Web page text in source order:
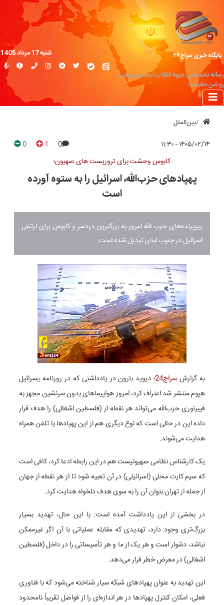
پایگاه خبری سراج۲۴
رسانه تخصصی جبهه انقلاب اسلامی؛ روایت
روشن حقیقت
شنبه 17 مرداد 1405
بین‌الملل
۱۴۰۵/۰۲/۱۴ - ۱۱:۳۰ 0
1
0
کابوس وحشت برای تروریست های صهیون؛
پهپادهای حزب‌الله، اسرائیل را به ستوه آورده
است
ریزپرنده‌های حزب الله امروز به بزرگترین دردسر و کابوس برای ارتش
اسرائیل در جنوب لبنان تبدیل شده است.
به گزارش سراج24
؛ دیوید بارون در یادداشتی که در روزنامه یسرائیل
هیوم منتشر شد اعتراف کرد، امروز هواپیماهای بدون سرنشین مجهز به
فیبرنوری حزب‌الله می‌تواند هر نقطه از (فلسطین اشغالی) را هدف قرار
داده این در حالی است که نوع دیگری هم از این پهپادها با تلفن همراه
هدایت می‌شوند.
یک کارشناس نظامی صهیونیست هم در این رابطه ادعا کرد، کافی است
که سیم کارت محلی (اسرائیلی) در آن تعبیه شود تا از هر نقطه از جهان
از جمله از تهران بتوان آن را به سوی هدف دلخواه هدایت کرد.
در بخشی از این یادداشت آمده است: با این حال، تهدید بسیار
بزرگ‌تری وجود دارد، تهدیدی که مقابله عملیاتی با آن اگر غیرممکن
نباشد، دشوار است و هر یک از ما و هر تأسیساتی را در داخل (فلسطین
اشغالی) در معرض خطر قرار می‌دهد.
این تهدید به عنوان پهپادهای شبکه سیار شناخته می‌شود که با فناوری
فعلی، امکان کنترل پهپادها در هر اندازه‌ای را از فواصل تقریباً نامحدود